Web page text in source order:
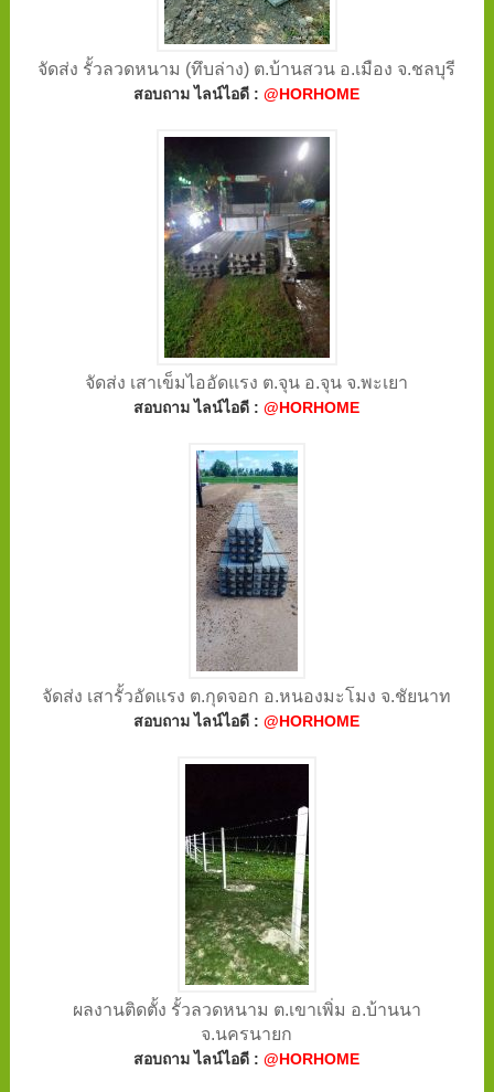
จัดส่ง รั้วลวดหนาม (ทึบล่าง) ต.บ้านสวน อ.เมือง จ.ชลบุรี
สอบถาม ไลน์ไอดี :@HORHOME
จัดส่ง เสาเข็มไออัดแรง ต.จุน อ.จุน จ.พะเยา
สอบถาม ไลน์ไอดี :@HORHOME
จัดส่ง เสารั้วอัดแรง ต.กุดจอก อ.หนองมะโมง จ.ชัยนาท
สอบถาม ไลน์ไอดี :@HORHOME
ผลงานติดตั้ง รั้วลวดหนาม ต.เขาเพิ่ม อ.บ้านนา
จ.นครนายก
สอบถาม ไลน์ไอดี :@HORHOME